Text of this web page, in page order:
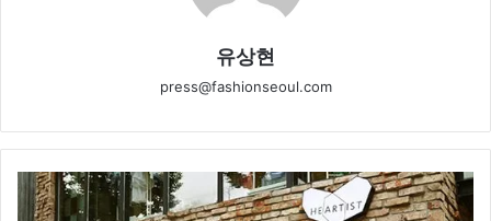
유상현
press@fashionseoul.com
제